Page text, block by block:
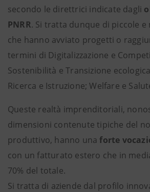
secondo le direttrici indicate dagli
PNRR. Si tratta dunque di piccole e
che hanno avviato progetti o
termini di Digitalizzazione e
Sostenibilità e Transizione
Ricerca e Istruzione; Welfare e
Queste realtà imprenditoriali,
dimensioni contenute tipiche del
produttivo, hanno una forte
con un fatturato estero che in
70% del totale.
Si tratta di aziende dal profilo